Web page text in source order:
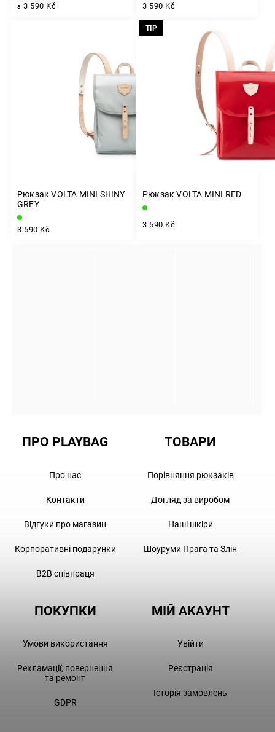
з 3 590 Kč 3 590 Kč
Рюкзак VOLTA MINI SHINY
GREY
3 590 Kč
TIP
Рюкзак VOLTA MINI RED
3 590 Kč
INSTAGRAM
ПРО PLAYBAG
Про нас
Контакти
Відгуки про магазин
Корпоративні подарунки
B2B співпраця
ТОВАРИ
Порівняння рюкзаків
Догляд за виробом
Наші шкіри
Шоуруми Прага та Злін
ПОКУПКИ
Умови використання
Рекламації, повернення
та ремонт
GDPR
МІЙ АКАУНТ
Увійти
Реєстрація
Історія замовлень